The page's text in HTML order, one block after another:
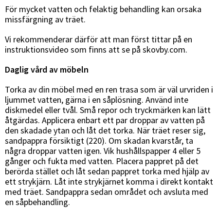
För mycket vatten och felaktig behandling kan orsaka
missfärgning av träet.
Vi rekommenderar därför att man först tittar på en
instruktionsvideo som finns att se på skovby.com.
Daglig vård av möbeln
Torka av din möbel med en ren trasa som är väl urvriden i
ljummet vatten, gärna i en såplösning. Använd inte
diskmedel eller tvål. Små repor och tryckmärken kan lätt
åtgärdas. Applicera enbart ett par droppar av vatten på
den skadade ytan och låt det torka. När träet reser sig,
sandpappra försiktigt (220). Om skadan kvarstår, ta
några droppar vatten igen. Vik hushållspapper 4 eller 5
gånger och fukta med vatten. Placera pappret på det
berörda stället och låt sedan pappret torka med hjälp av
ett strykjärn. Låt inte strykjärnet komma i direkt kontakt
med träet. Sandpappra sedan området och avsluta med
en såpbehandling.